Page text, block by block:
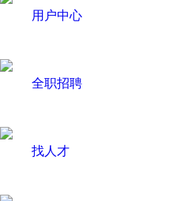
用户中心
全职招聘
找人才